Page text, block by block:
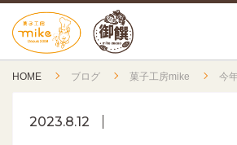
HOME ブログ 菓子工房mike 今
2023.8.12